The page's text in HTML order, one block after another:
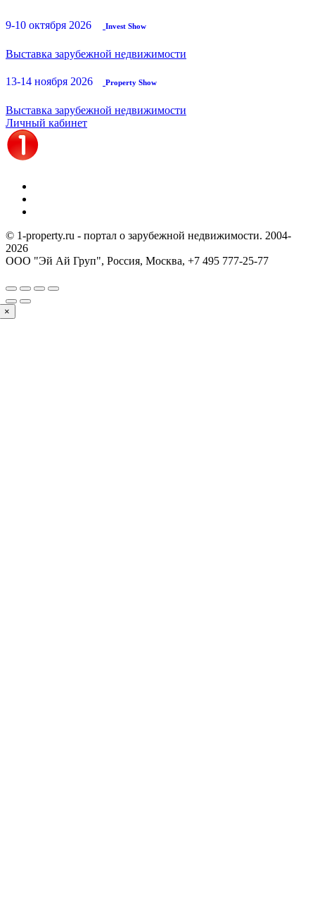
9-10 октября 2026 Invest Show
Выставка зарубежной недвижимости
13-14 ноября 2026 Property Show
Выставка зарубежной недвижимости
Личный кабинет
© 1-property.ru - портал о зарубежной недвижимости. 2004-
2026
ООО "Эй Ай Груп", Россия, Москва, +7 495 777-25-77
×